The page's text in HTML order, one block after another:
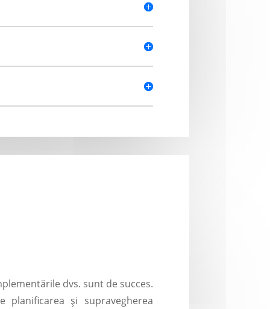
dvs. sunt de succes.
și supravegherea